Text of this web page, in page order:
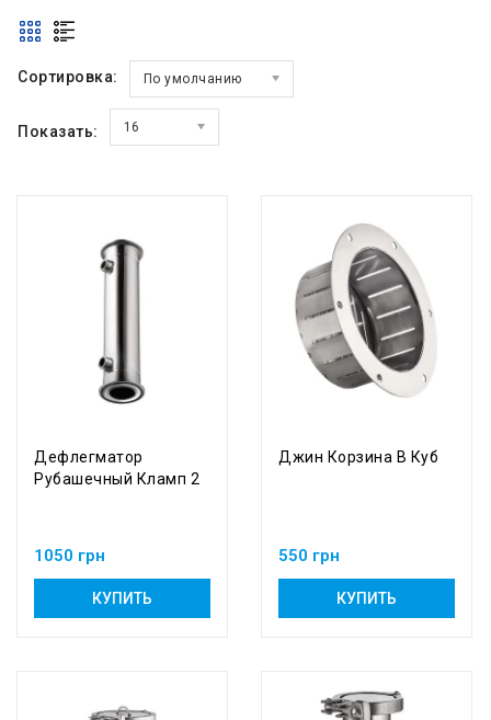
Сортировка: По умолчанию
Показать: 16
Дефлегматор
Рубашечный Кламп 2
1050 грн
КУПИТЬ
Джин Корзина В Куб
550 грн
КУПИТЬ